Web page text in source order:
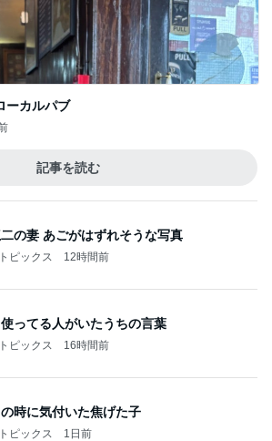
ーカルパブ
記事を読む
の妻 あごがはずれそうな写真
ピックス 12時間前
ってる人がいたうちの言葉
ピックス 16時間前
時に気付いた焦げた子
ピックス 1日前